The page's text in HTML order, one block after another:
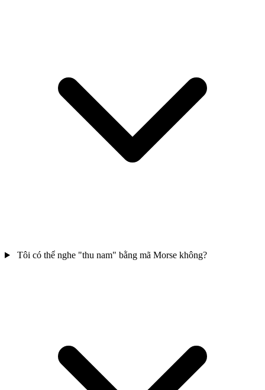
Tôi có thể nghe "thu nam" bằng mã Morse không?